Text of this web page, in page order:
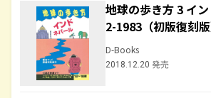
地球の歩き方 3 イ
2-1983（初版復刻版
D-Books
2018.12.20 発売